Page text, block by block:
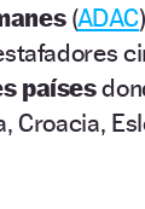
(ADAC
países
Croacia,